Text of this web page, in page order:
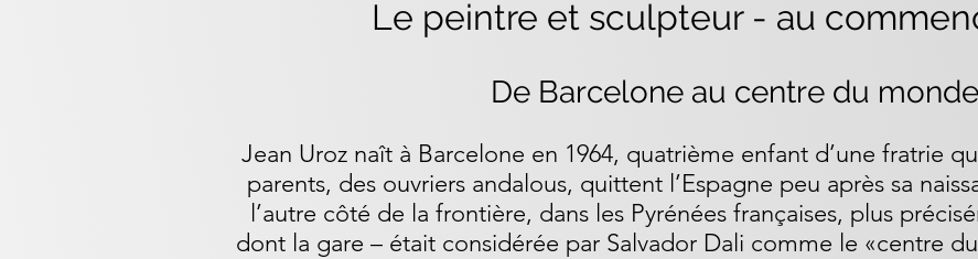
Le peintre et sculpteur - au comm
De Barcelone au centre du monde
Jean Uroz naît à Barcelone en 1964, quatrième enfant d’une fratrie
parents, des ouvriers andalous, quittent l’Espagne peu après sa
l’autre côté de la frontière, dans les Pyrénées françaises, plus
dont la gare – était considérée par Salvador Dali comme le «centre